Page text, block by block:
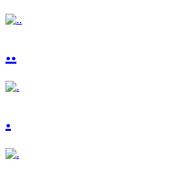
..
.